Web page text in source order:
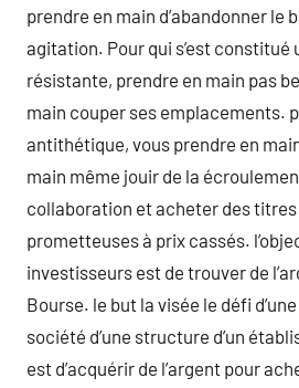
prendre en main d’abandonner le
agitation. Pour qui s’est constitué
résistante, prendre en main pas
main couper ses emplacements.
antithétique, vous prendre en
main même jouir de la
collaboration et acheter des
prometteuses à prix cassés.
investisseurs est de trouver de
Bourse. le but la visée le défi
société d’une structure d’un
est d’acquérir de l’argent pour